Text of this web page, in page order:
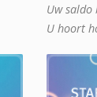
Uw saldo
U hoort